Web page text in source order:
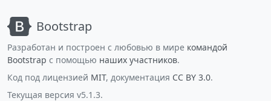
Bootstrap
Разработан и построен с любовью в мире командой
Bootstrap с помощью наших участников.
Код под лицензией MIT, документация CC BY 3.0.
Текущая версия v5.1.3.